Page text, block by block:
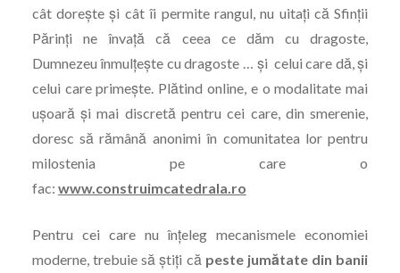
cât doreşte şi cât îi permite rangul, nu uitaţi că Sfinţii
Părinţi ne învaţă că ceea ce dăm cu dragoste,
Dumnezeu înmulţeşte cu dragoste … şi celui care dă, şi
celui care primeşte. Plătind online, e o modalitate mai
uşoară şi mai discretă pentru cei care, din smerenie,
doresc să rămână anonimi în comunitatea lor pentru
milostenia pe care o
fac: www.construimcatedrala.ro
Pentru cei care nu înţeleg mecanismele economiei
moderne, trebuie să ştiţi că peste jumătate din banii